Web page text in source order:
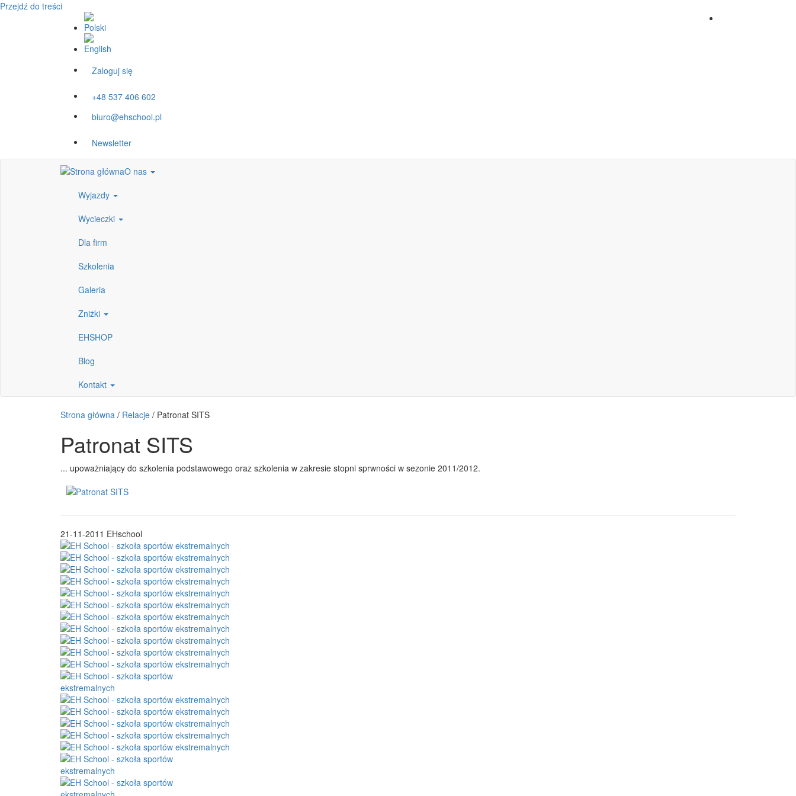
Przejdź do treści
Zaloguj się
+48 537 406 602
biuro@ehschool.pl
Newsletter
O nas
Wyjazdy
Wycieczki
Dla firm
Szkolenia
Galeria
Zniżki
EHSHOP
Blog
Kontakt
Strona główna / Relacje / Patronat SITS
Patronat SITS
... upoważniający do szkolenia podstawowego oraz szkolenia w zakresie stopni sprwności w sezonie 2011/2012.
21-11-2011 EHschool